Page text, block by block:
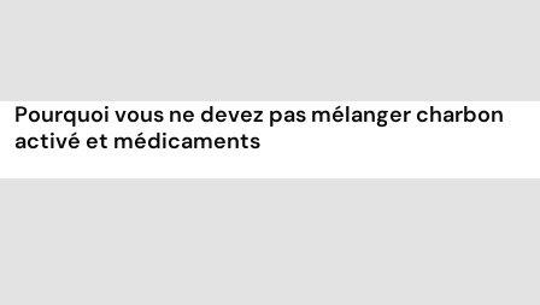
Pourquoi vous ne devez pas mélanger charbon
activé et médicaments